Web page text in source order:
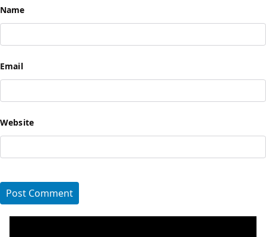
Name
Email
Website